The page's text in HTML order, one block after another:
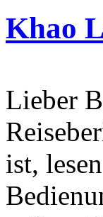
Khao
Lieber
ist,